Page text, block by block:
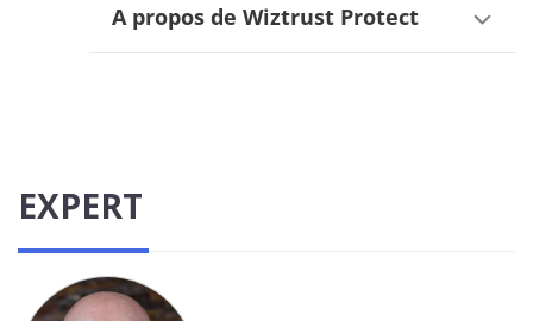
A propos de Wiztrust Protect
EXPERT